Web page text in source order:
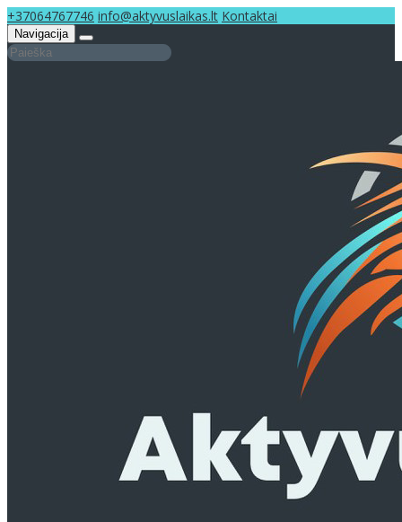
+37064767746 info@aktyvuslaikas.lt Kontaktai
Navigacija